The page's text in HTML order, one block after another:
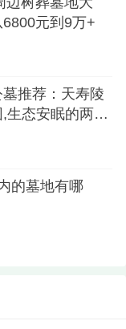
同样有高性价
主要的合法经
元到9万+
推荐：天寿陵
生态安眠的两种
的墓地有哪